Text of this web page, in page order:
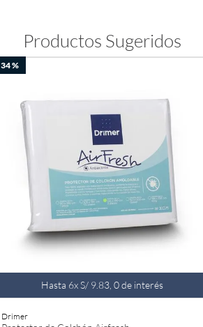
Productos Sugeridos
34 %
Hasta 6xS/ 9. 83, 0de interés
Drimer